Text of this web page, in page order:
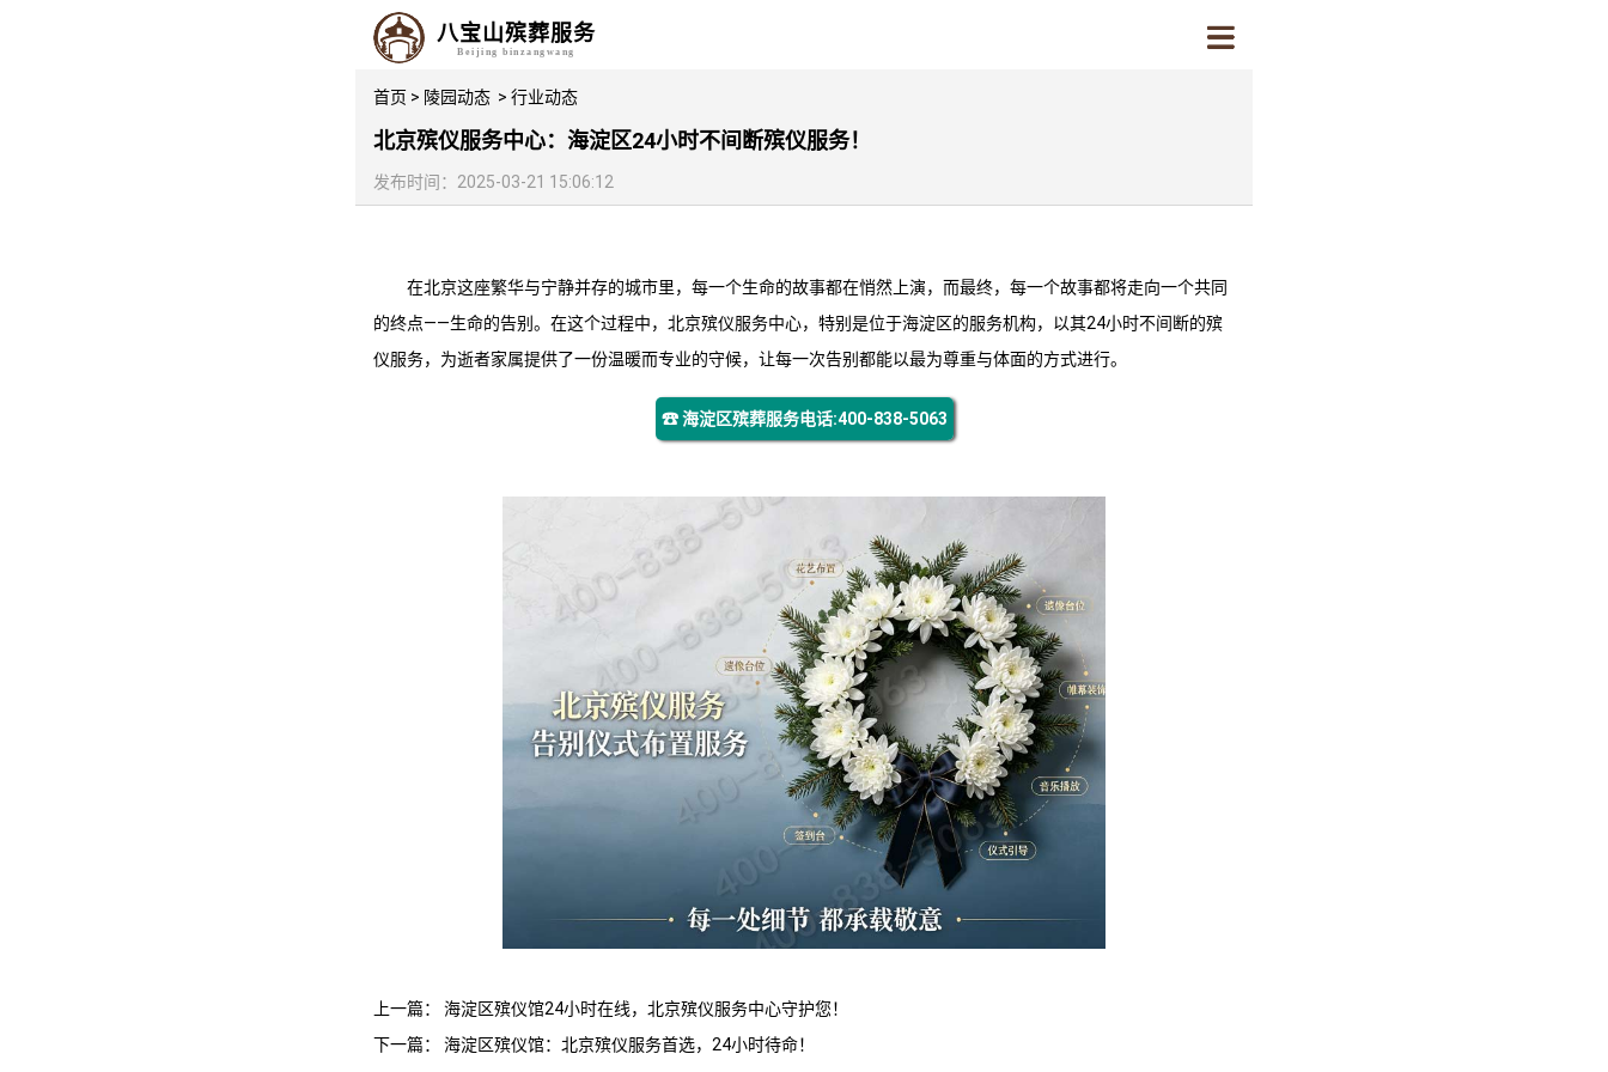
八宝山殡葬服务
Beijing binzangwang
首页 > 陵园动态 > 行业动态
北京殡仪服务中心：海淀区24小时不间断殡仪服务！
发布时间：2025-03-21 15:06:12
在北京这座繁华与宁静并存的城市里，每一个生命的故事都在悄然上演，而最终，每一个故事都将走向一个共同
的终点——生命的告别。在这个过程中， 北京殡仪服务中心，特别是位于海淀区的服务机构，以其24小时不间断的殡
仪服务，为逝者家属提供了一份温暖而专业的守候，让每一次告别都能以最为尊重与体面的方式进行。
☎ 海淀区殡葬服务电话:400-838-5063
上一篇： 海淀区殡仪馆24小时在线，北京殡仪服务中心守护您！
下一篇： 海淀区殡仪馆：北京殡仪服务首选，24小时待命！